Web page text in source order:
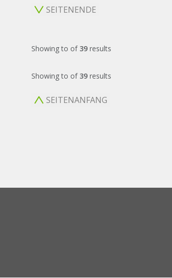
SEITENENDE
Showingto of 39 results
Showingto of 39 results
SEITENANFANG